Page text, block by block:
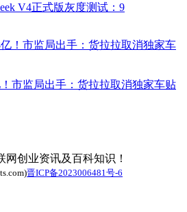
V4正式版灰度测试：9
市监局出手：货拉拉取消独家车贴
创业资讯及百科知识！
晋ICP备2023006481号-6